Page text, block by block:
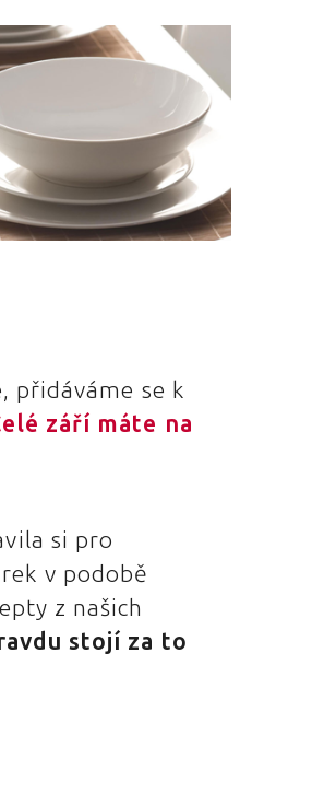
přidáváme se k
září máte na
si pro
v podobě
z našich
stojí za to